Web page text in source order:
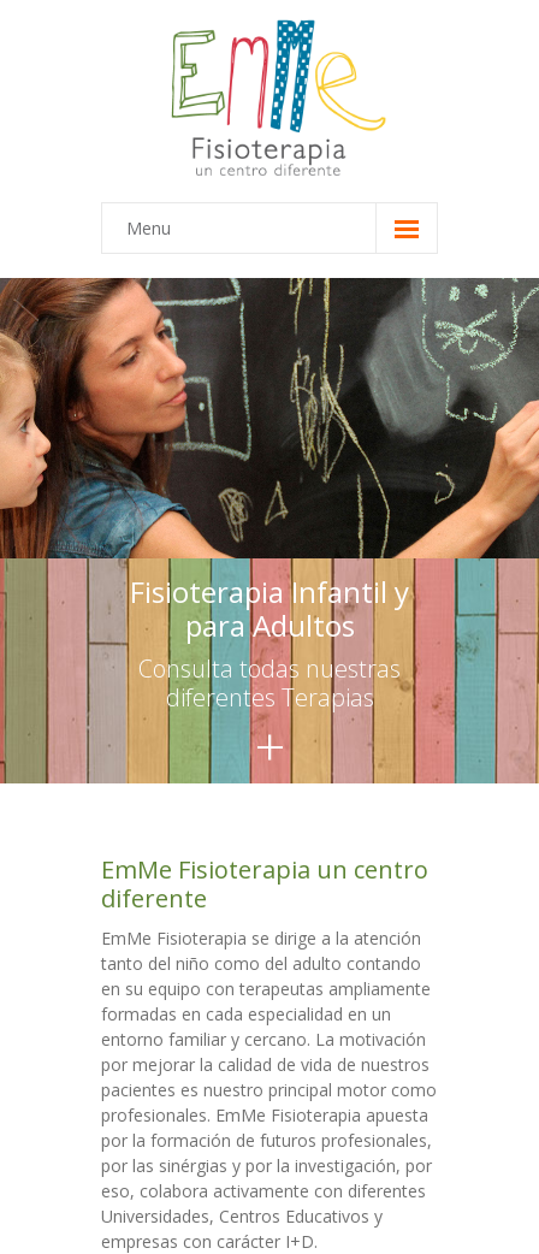
Menu
Inicio
Equipo
-- Marta
-- María
Terapias
-- Terapias Infantiles
-- Terapias para adultos
Escuelas
-- Asesoramiento
-- Talleres para educadores
-- Talleres para familias
Colaboraciones
Contacto
Fisioterapia Infantil y
para Adultos
Consulta todas nuestras
diferentes Terapias
+
EmMe Fisioterapia un centro
diferente
EmMe Fisioterapia se dirige a la atención
tanto del niño como del adulto contando
en su equipo con terapeutas ampliamente
formadas en cada especialidad en un
entorno familiar y cercano. La motivación
por mejorar la calidad de vida de nuestros
pacientes es nuestro principal motor como
profesionales. EmMe Fisioterapia apuesta
por la formación de futuros profesionales,
por las sinérgias y por la investigación, por
eso, colabora activamente con diferentes
Universidades, Centros Educativos y
empresas con carácter I+D.